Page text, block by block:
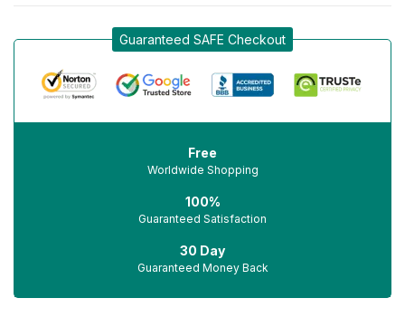
Guaranteed SAFE Checkout
Free
Worldwide Shopping
100%
Guaranteed Satisfaction
30 Day
Guaranteed Money Back